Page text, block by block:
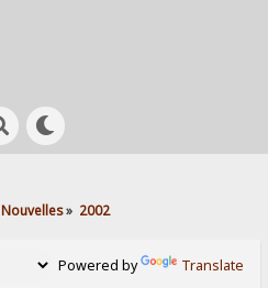
Nouvelles» 2002
Powered by Translate